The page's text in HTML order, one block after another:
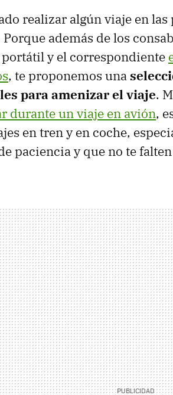
realizar algún viaje en
Porque además de los
portátil y el correspondiente
, te proponemos una
para amenizar el viaje.
durante un viaje en avión,
en tren y en coche,
paciencia y que no te falten